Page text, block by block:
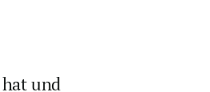
und